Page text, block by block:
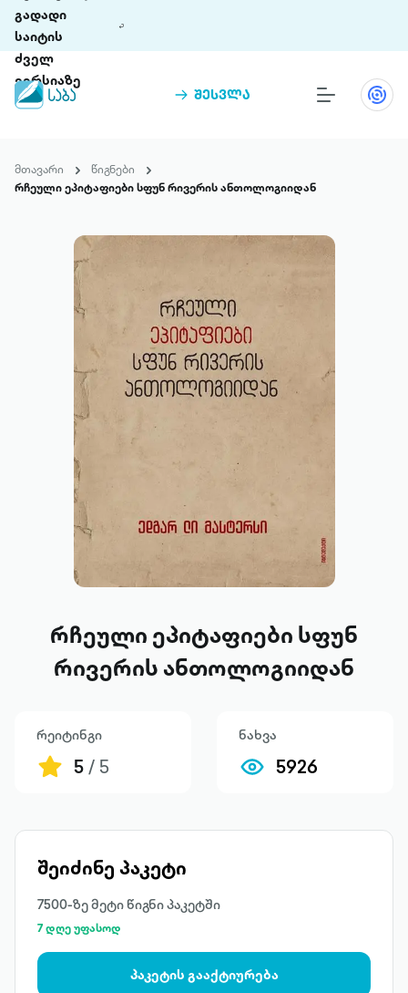
გადადი
საიტის
ძველ
ვერსიაზე
შესვლა
თინეთი 9 ციფრულ პლატფორმასა და 5
მობილურ აპლიკაციას აერთიანებს.
პრემია „საბა“
ჩვენ შესახებ
პაკეტები
მთავარი
წიგნები
რჩეული ეპიტაფიები სფუნ რივერის ანთოლოგიიდან
რჩეული ეპიტაფიები სფუნ
რივერის ანთოლოგიიდან
რეიტინგი
5/ 5
ნახვა
5926
შეიძინე პაკეტი
7500-ზე მეტი წიგნი პაკეტში
7 დღე უფასოდ
პაკეტის გააქტიურება